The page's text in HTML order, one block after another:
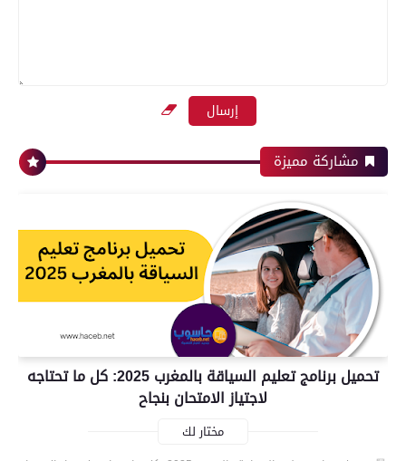
مشاركة مميزة
تحميل برنامج تعليم السياقة بالمغرب 2025: كل ما تحتاجه
لاجتياز الامتحان بنجاح
مختار لك